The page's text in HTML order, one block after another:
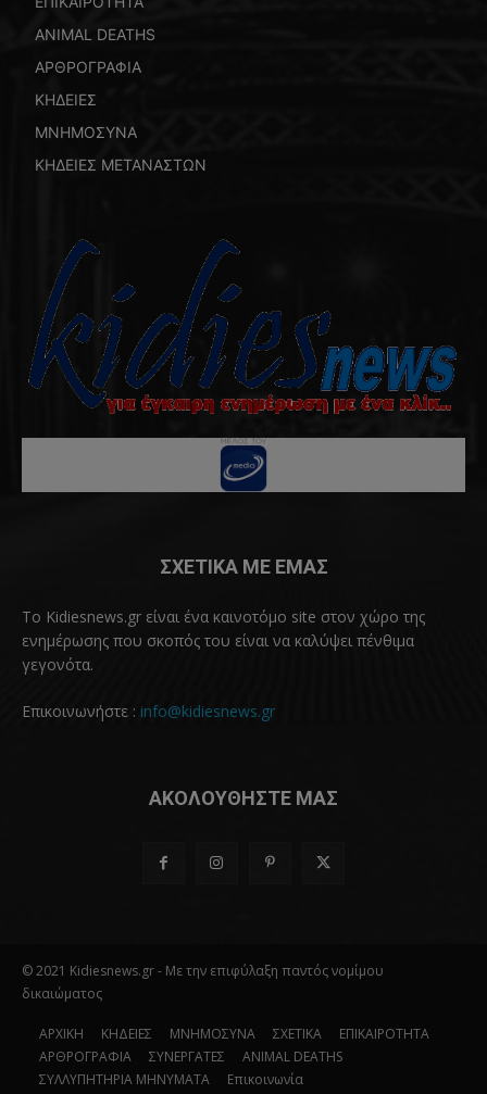
ANIMAL DEATHS
ΑΡΘΡΟΓΡΑΦΙΑ
ΚΗΔΕΙΕΣ
ΜΝΗΜΟΣΥΝΑ
ΚΗΔΕΙΕΣ ΜΕΤΑΝΑΣΤΩΝ
ΣΧΕΤΙΚΑ ΜΕ ΕΜΑΣ
Το Kidiesnews.gr είναι ένα καινοτόμο site στον χώρο της
ενημέρωσης που σκοπός του είναι να καλύψει πένθιμα
γεγονότα.
Επικοινωνήστε : info@kidiesnews.gr
ΑΚΟΛΟΥΘΗΣΤΕ ΜΑΣ
© 2021 Kidiesnews.gr - Με την επιφύλαξη παντός νομίμου
δικαιώματος
ΑΡΧΙΚΗ ΚΗΔΕΙΕΣ ΜΝΗΜΟΣΥΝΑ ΣΧΕΤΙΚΑ
ΕΠΙΚΑΙΡΟΤΗΤΑ
ΑΡΘΡΟΓΡΑΦΙΑ
ΣΥΝΕΡΓΑΤΕΣ
ANIMAL DEATHS
ΣΥΛΛΥΠΗΤΗΡΙΑ ΜΗΝΥΜΑΤΑ
Επικοινωνία